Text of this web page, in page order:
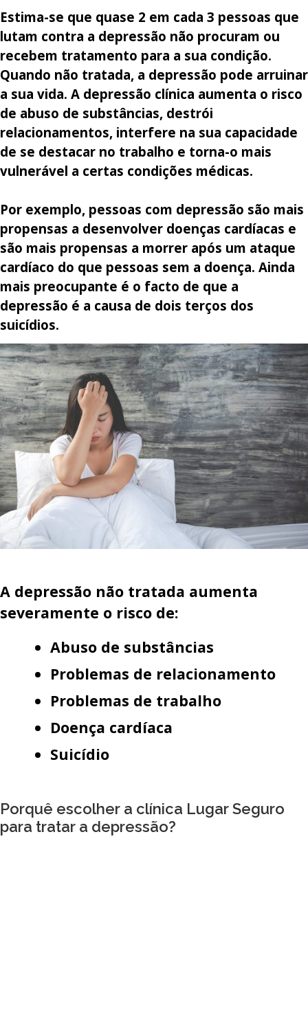
Estima-se que quase 2 em cada 3 pessoas que
lutam contra a depressão não procuram ou
recebem tratamento para a sua condição.
Quando não tratada, a depressão pode arruinar
a sua vida. A depressão clínica aumenta o risco
de abuso de substâncias, destrói
relacionamentos, interfere na sua capacidade
de se destacar no trabalho e torna-o mais
vulnerável a certas condições médicas.
Por exemplo, pessoas com depressão são mais
propensas a desenvolver doenças cardíacas e
são mais propensas a morrer após um ataque
cardíaco do que pessoas sem a doença. Ainda
mais preocupante é o facto de que a
depressão é a causa de dois terços dos
suicídios.
A depressão não tratada aumenta
severamente o risco de:
Abuso de substâncias
Problemas de relacionamento
Problemas de trabalho
Doença cardíaca
Suicídio
Porquê escolher a clínica Lugar Seguro
para tratar a depressão?